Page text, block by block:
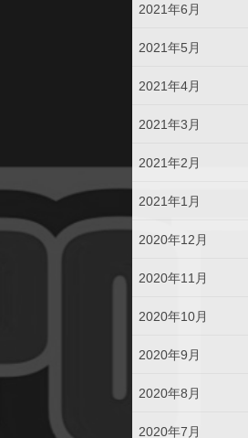
2021年6月
2021年5月
2021年4月
2021年3月
2021年2月
2021年1月
2020年12月
2020年11月
2020年10月
2020年9月
2020年8月
2020年7月